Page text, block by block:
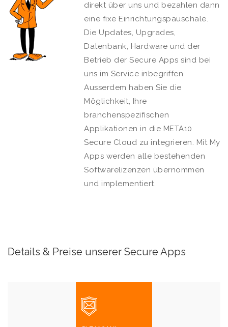
direkt über uns und bezahlen dann
eine fixe Einrichtungspauschale.
Die Updates, Upgrades,
Datenbank, Hardware und der
Betrieb der Secure Apps sind bei
uns im Service inbegriffen.
Ausserdem haben Sie die
Möglichkeit, Ihre
branchenspezifischen
Applikationen in die META10
Secure Cloud zu integrieren. Mit My
Apps werden alle bestehenden
Softwarelizenzen übernommen
und implementiert.
Details & Preise unserer Secure Apps